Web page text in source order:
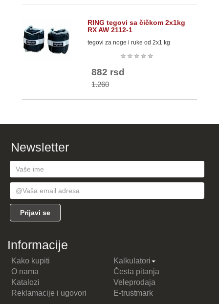
RING tegovi sa čičkom 2x1kg
RX AW 2112-1
tegovi za noge i ruke od 2x1 kg
★ ★ ★ ★ ★
882 rsd
1.260
Newsletter
Informacije
Kako kupiti
Kalkulatori
O nama
Česta pitanja
Katalozi
Veleprodaja
Reklamacije i ugovori
E-trustmark